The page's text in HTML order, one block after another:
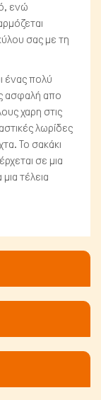
ενώ
σας με τη
ένας πολύ
ασφαλή απο
χαρη στις
λωρίδες
Το σακάκι
σε μια
τέλεια